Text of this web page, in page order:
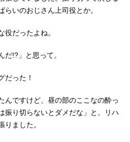
いのおじさん上司役とか。
役だったよね。
!?」と思って。
だった！
んですけど、昼の部のここなの酔っ
振り切らないとダメだな」と。リハ
りました。